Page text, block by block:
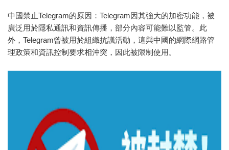
中國禁止Telegram的原因：Telegram因其強大的加密功能，被
廣泛用於隱私通訊和資訊傳播，部分內容可能難以監管。此
外，Telegram曾被用於組織抗議活動，這與中國的網際網路管
理政策和資訊控制要求相沖突，因此被限制使用。